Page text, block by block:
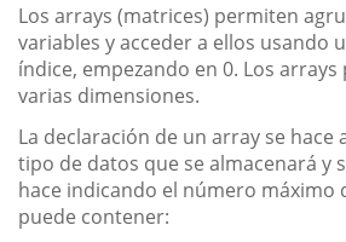
Los arrays (matrices) permiten
variables y acceder a ellos usando
índice, empezando en 0. Los
varias dimensiones.
La declaración de un array se hace
tipo de datos que se almacenará y
hace indicando el número máximo
puede contener: